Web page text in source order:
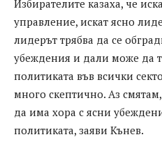
Избирателите казаха, че
управление, искат ясно
лидерът трябва да се
убеждения и дали може да
политиката във всички
много скептично. Аз
да има хора с ясни
политиката, заяви Кънев.